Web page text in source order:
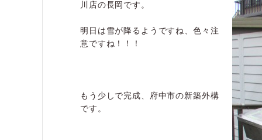
川店の長岡です。
明日は雪が降るようですね、色々注
意ですね！！！
もう少しで完成、府中市の新築外構
です。